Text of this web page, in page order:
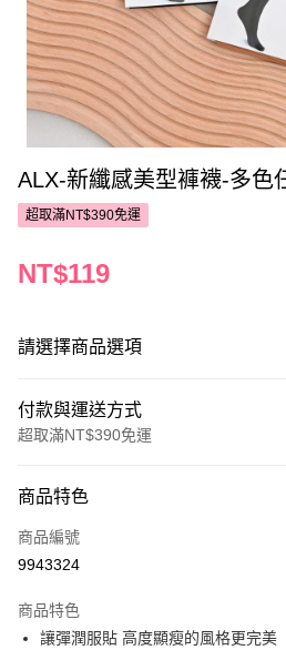
ALX-新纖感美型褲襪-多色
超取滿NT$390免運
NT$119
請選擇商品選項
付款與運送方式
超取滿NT$390免運
POYA支付
信用卡一次付款
LINE Pay
商品特色
商品編號
9943324
商品特色
讓彈潤服貼 高度顯瘦的風格更完美